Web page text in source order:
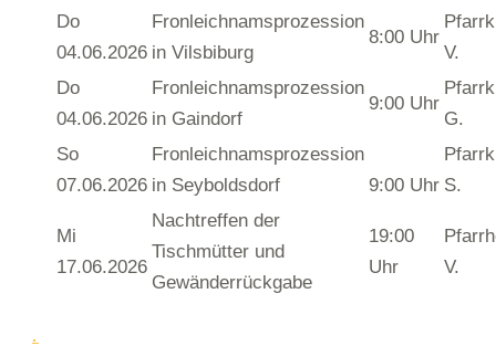
Do
04.06.2026
Fronleichnamsprozession
in Vilsbiburg
8:00 Uhr
V.
Do
04.06.2026
Fronleichnamsprozession
in Gaindorf
9:00 Uhr
G.
So
07.06.2026
Fronleichnamsprozession
in Seyboldsdorf
9:00 Uhr S.
Mi
17.06.2026
Nachtreffen der
Tischmütter und
Gewänderrückgabe
19:00
Uhr
V.
.